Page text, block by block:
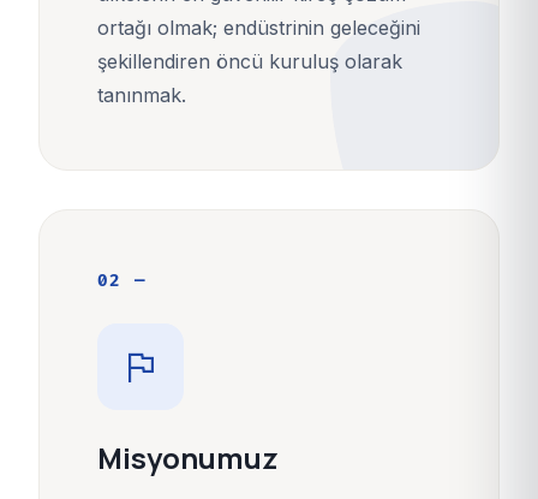
ortağı olmak; endüstrinin geleceğini
şekillendiren öncü kuruluş olarak
tanınmak.
02 —
flag
Misyonumuz